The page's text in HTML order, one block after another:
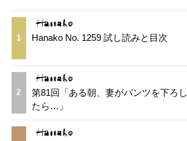
1 Hanako No. 1259 試し読みと目次
2
第81回「ある朝、妻がパンツを下ろし
たら…」